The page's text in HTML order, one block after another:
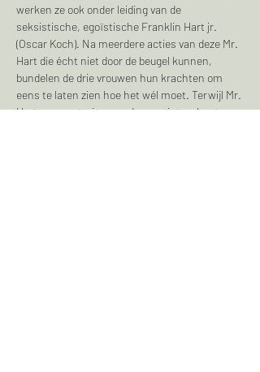
werken ze ook onder leiding van de
seksistische, egoïstische Franklin Hart jr.
(Oscar Koch). Na meerdere acties van deze Mr.
Hart die écht niet door de beugel kunnen,
bundelen de drie vrouwen hun krachten om
eens te laten zien hoe het wél moet. Terwijl Mr.
Hart om mysterieuze redenen niet op kantoor